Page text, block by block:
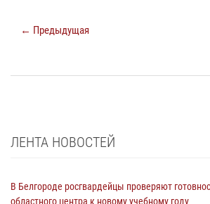
← Предыдущая
ЛЕНТА НОВОСТЕЙ
В Белгороде росгвардейцы проверяют
областного центра к новому учебному году